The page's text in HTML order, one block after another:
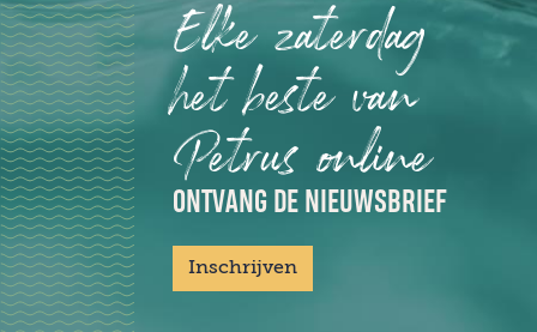
Elke zaterdag
het beste van
Petrus online
ONTVANG DE NIEUWSBRIEF
Inschrijven